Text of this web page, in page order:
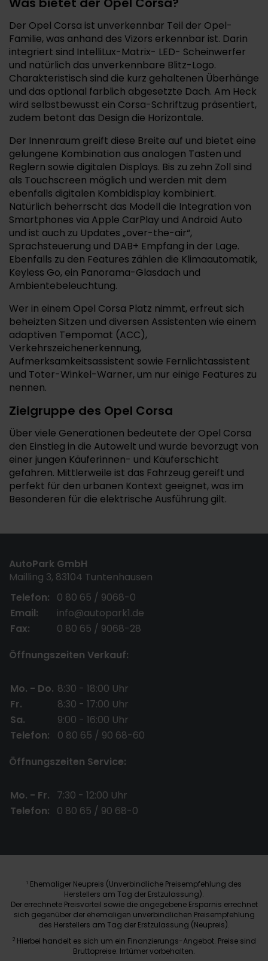
Der Opel Corsa ist unverkennbar Teil der Opel-
Familie, was anhand des Vizors erkennbar ist. Darin
integriert sind IntelliLux-Matrix- LED- Scheinwerfer
und natürlich das unverkennbare Blitz-Logo.
Charakteristisch sind die kurz gehaltenen Überhänge
und das optional farblich abgesetzte Dach. Am Heck
wird selbstbewusst ein Corsa-Schriftzug präsentiert,
zudem betont das Design die Horizontale.
Der Innenraum greift diese Breite auf und bietet eine
gelungene Kombination aus analogen Tasten und
Reglern sowie digitalen Displays. Bis zu zehn Zoll sind
als Touchscreen möglich und werden mit dem
ebenfalls digitalen Kombidisplay kombiniert.
Natürlich beherrscht das Modell die Integration von
Smartphones via Apple CarPlay und Android Auto
und ist auch zu Updates „over-the-air“,
Sprachsteuerung und DAB+ Empfang in der Lage.
Ebenfalls zu den Features zählen die Klimaautomatik,
Keyless Go, ein Panorama-Glasdach und
Ambientebeleuchtung.
Wer in einem Opel Corsa Platz nimmt, erfreut sich
beheizten Sitzen und diversen Assistenten wie einem
adaptiven Tempomat (ACC),
Verkehrszeichenerkennung,
Aufmerksamkeitsassistent sowie Fernlichtassistent
und Toter-Winkel-Warner, um nur einige Features zu
nennen.
Zielgruppe des Opel Corsa
Über viele Generationen bedeutete der Opel Corsa
den Einstieg in die Autowelt und wurde bevorzugt von
einer jungen Käuferinnen- und Käuferschicht
gefahren. Mittlerweile ist das Fahrzeug gereift und
perfekt für den urbanen Kontext geeignet, was im
Besonderen für die elektrische Ausführung gilt.
AutoPark GmbH
Mailling 3, 83104 Tuntenhausen
Telefon:
0 80 65 / 9068-0
Email:
info@autopark1.de
Fax:
0 80 65 / 9068-28
Öffnungszeiten Verkauf:
Mo. - Do. 8:30 - 18:00 Uhr
Fr.
8:30 - 17:00 Uhr
Sa.
9:00 - 16:00 Uhr
Telefon:
0 80 65 / 90 68-60
Öffnungszeiten Service:
Mo. - Fr.
7:30 - 12:00 Uhr
Telefon:
0 80 65 / 90 68-0
1 Ehemaliger Neupreis (Unverbindliche Preisempfehlung des
Herstellers am Tag der Erstzulassung).
Der errechnete Preisvorteil sowie die angegebene Ersparnis errechnet
sich gegenüber der ehemaligen unverbindlichen Preisempfehlung
des Herstellers am Tag der Erstzulassung (Neupreis).
2 Hierbei handelt es sich um ein Finanzierungs-Angebot. Preise sind
Bruttopreise. Irrtümer vorbehalten.